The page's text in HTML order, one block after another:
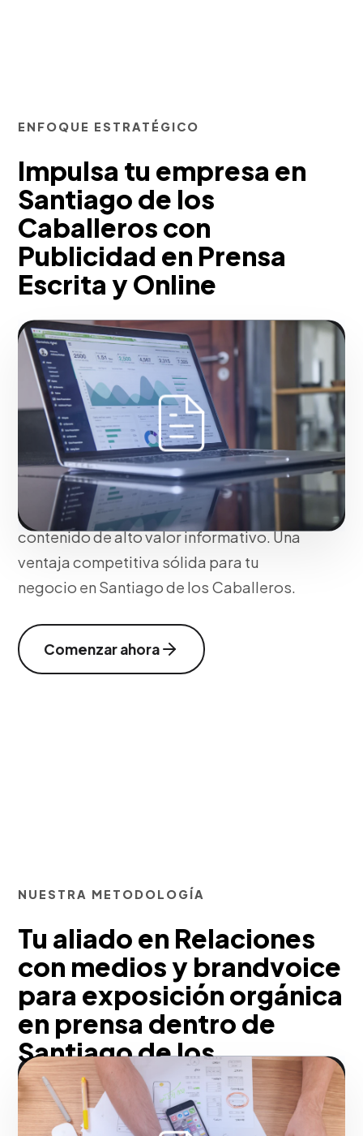
ENFOQUE ESTRATÉGICO
Impulsa tu empresa en
Santiago de los
Caballeros con
Publicidad en Prensa
Escrita y Online
Desde nuestra experiencia, creamos
artículos patrocinados (Advertorials) y
formatos publirreportaje en medios de
alta circulación. Camuflamos el mensaje
comercial con el tono periodístico o
estilo de vida del medio (Brand Voice],
sorteando las barreras del rechazo
publicitario tradicional mediante
contenido de alto valor informativo. Una
ventaja competitiva sólida para tu
negocio en Santiago de los Caballeros.
Comenzar ahora
NUESTRA METODOLOGÍA
Tu aliado en Relaciones
con medios y brandvoice
para exposición orgánica
en prensa dentro de
Santiago de los
Caballeros
En nuestra agencia, la publicidad que